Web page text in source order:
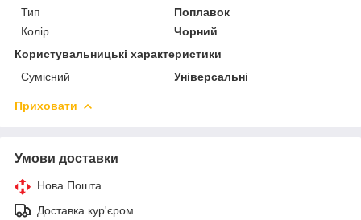
Тип
Поплавок
Колір
Чорний
Користувальницькі характеристики
Сумісний
Універсальні
Приховати
Умови доставки
Нова Пошта
Доставка кур'єром